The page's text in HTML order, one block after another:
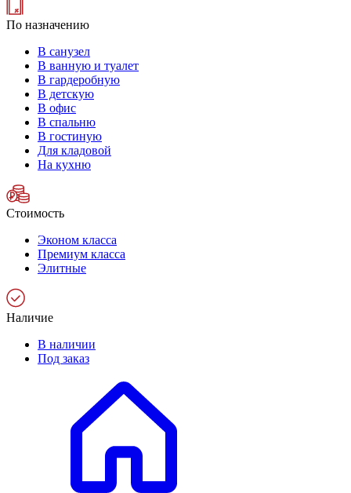
По назначению
В санузел
В ванную и туалет
В гардеробную
В детскую
В офис
В спальню
В гостиную
Для кладовой
На кухню
Стоимость
Эконом класса
Премиум класса
Элитные
Наличие
В наличии
Под заказ